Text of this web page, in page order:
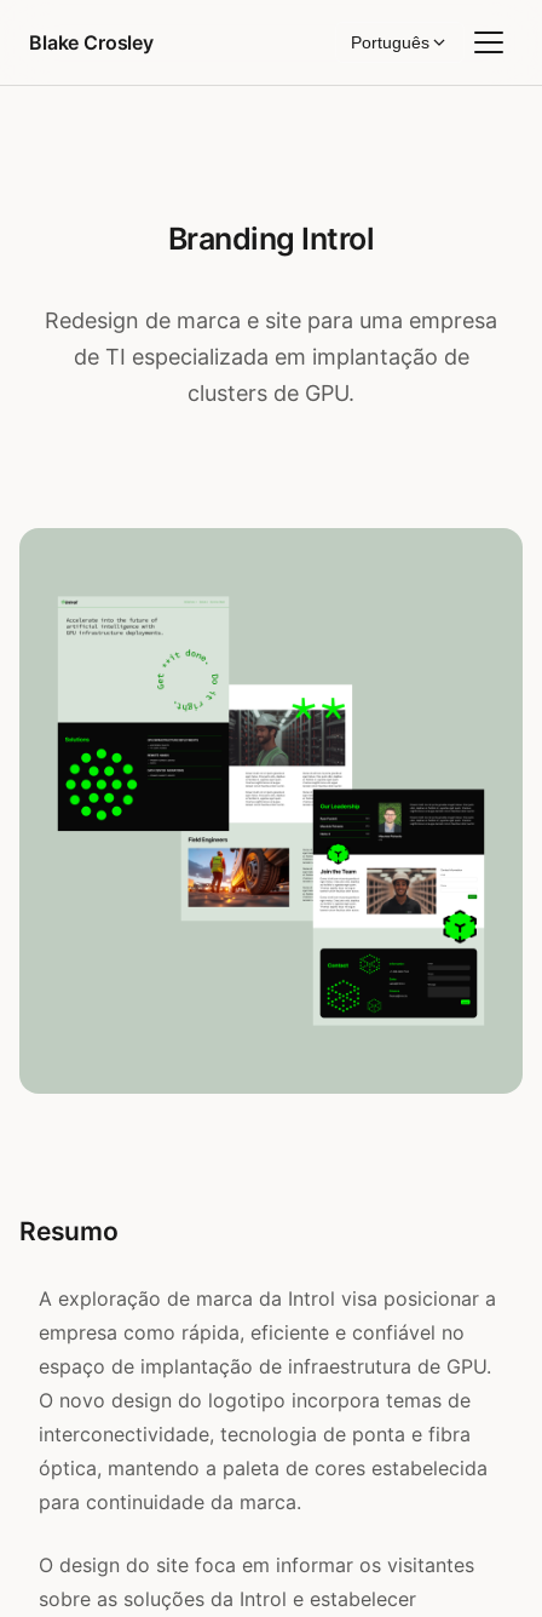
Blake Crosley
Português
Branding Introl
Redesign de marca e site para uma empresa
de TI especializada em implantação de
clusters de GPU.
Resumo
A exploração de marca da Introl visa posicionar a
empresa como rápida, eficiente e confiável no
espaço de implantação de infraestrutura de GPU.
O novo design do logotipo incorpora temas de
interconectividade, tecnologia de ponta e fibra
óptica, mantendo a paleta de cores estabelecida
para continuidade da marca.
O design do site foca em informar os visitantes
sobre as soluções da Introl e estabelecer